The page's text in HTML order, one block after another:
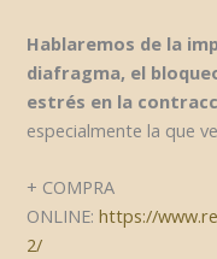
Hablaremos de la
diafragma, el
estrés en la
especialmente la que
+ COMPRA
ONLINE:https://
2/